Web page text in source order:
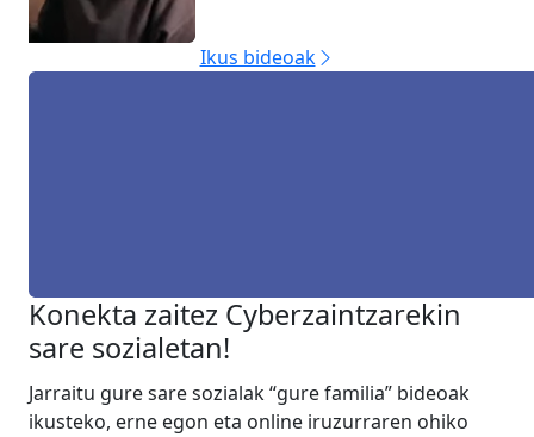
Ikus bideoak
Konekta zaitez Cyberzaintzarekin
sare sozialetan!
Jarraitu gure sare sozialak “gure familia” bideoak
ikusteko, erne egon eta online iruzurraren ohiko